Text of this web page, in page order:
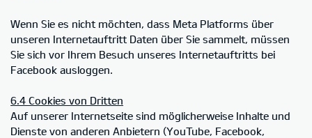
Wenn Sie es nicht möchten, dass Meta Platforms über
unseren Internetauftritt Daten über Sie sammelt, müssen
Sie sich vor Ihrem Besuch unseres Internetauftritts bei
Facebook ausloggen.
6.4 Cookies von Dritten
Auf unserer Internetseite sind möglicherweise Inhalte und
Dienste von anderen Anbietern (YouTube, Facebook,